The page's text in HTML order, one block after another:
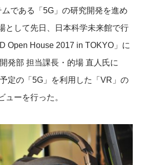
である「5G」の研究開発を進め
として先日、日本科学未来館で行
Open House 2017 in TOKYO」に
発部 担当課長・的場 直人氏に
定の「5G」を利用した「VR」の
ューを行った。